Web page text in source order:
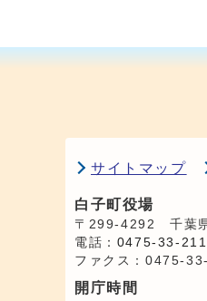
サイトマップ
白子町役場
〒299-4292 千葉
電話： 0475-33-
ファクス：0475-
開庁時間